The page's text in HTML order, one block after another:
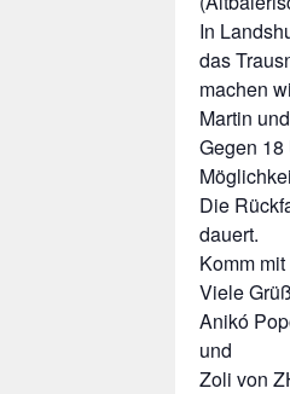
In
das
machen
Martin
Gegen 18
Die
dauert.
Komm
Viele
Anikó
und
Zoli von